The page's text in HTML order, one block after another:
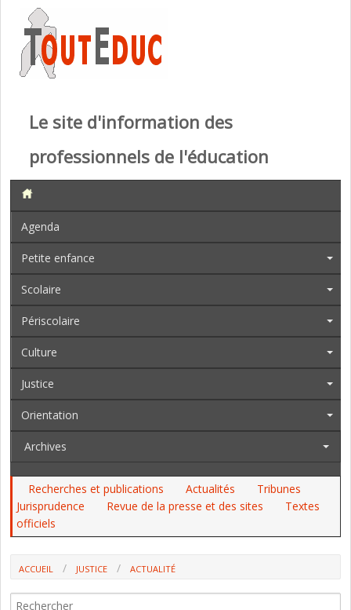
Le site d'information des
professionnels de l'éducation
Agenda
Petite enfance
Scolaire
Périscolaire
Culture
Justice
Orientation
Archives
Recherches et publications Actualités
Tribunes
Jurisprudence
Revue de la presse et des sites
Textes
officiels
ACCUEIL JUSTICE
ACTUALITÉ
SÉNATEURS